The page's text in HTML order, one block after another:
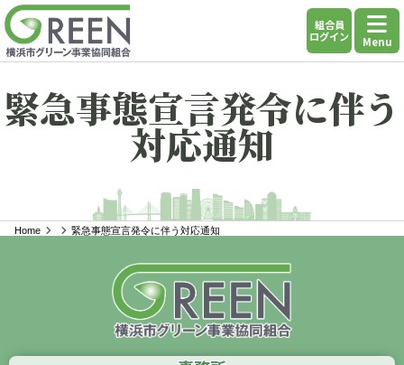
組合員
ログイン
Menu
緊急事態宣言発令に伴う
対応通知
Home 緊急事態宣言発令に伴う対応通知